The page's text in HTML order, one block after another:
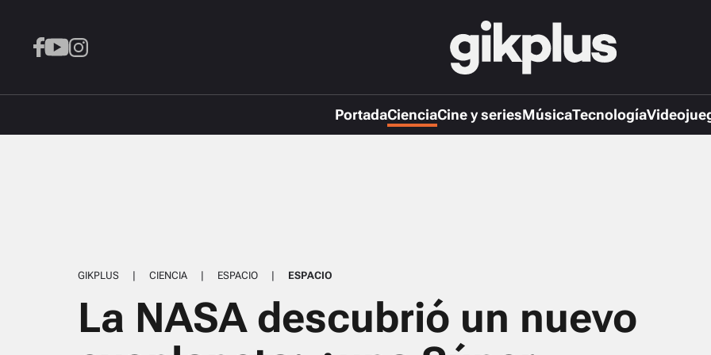
PortadaCienciaCine y seriesMúsicaTecnología
GIKPLUS | CIENCIA | ESPACIO | ESPACIO
La NASA descubrió un nuevo